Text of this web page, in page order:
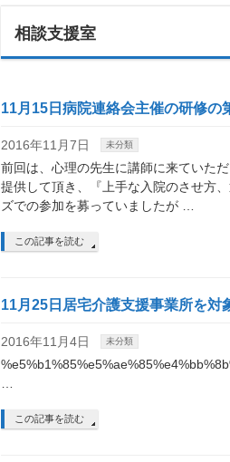
相談支援室
11月15日病院連絡会主催の研修の
2016年11月7日 未分類
前回は、心理の先生に講師に来ていた
提供して頂き、『上手な入院のさせ方
ズでの参加を募っていましたが …
この記事を読む
11月25日居宅介護支援事業所を対
2016年11月4日 未分類
この記事を読む